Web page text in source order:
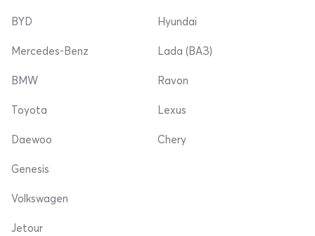
BYD
Mercedes-Benz
Hyundai
Lada (ВАЗ)
BMW
Toyota
Daewoo
Ravon
Lexus
Chery
Genesis
Volkswagen
Jetour